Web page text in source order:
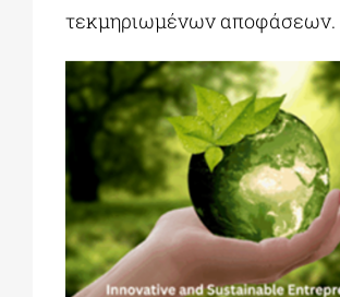
τεκμηριωμένων αποφάσεων.